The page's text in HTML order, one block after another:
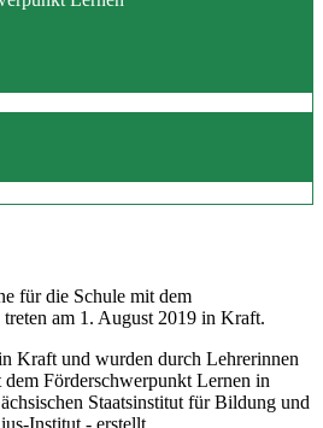
für die Schule mit dem
am 1. August 2019 in Kraft.
Kraft und wurden durch Lehrerinnen
Förderschwerpunkt Lernen in
Staatsinstitut für Bildung und
Institut - erstellt.